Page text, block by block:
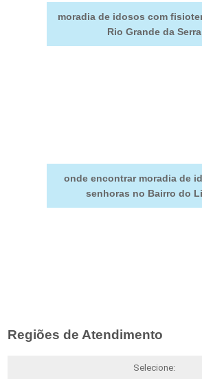
moradia de idosos com
Rio Grande da Serra
onde encontrar moradia de
senhoras no Bairro do
Regiões de Atendimento
Selecione: